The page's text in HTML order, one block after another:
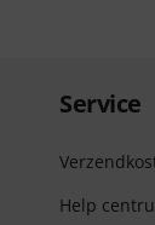
Service
Help